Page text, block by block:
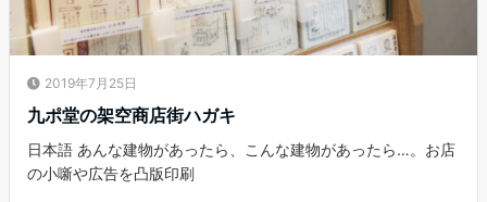
2019年7月25日
九ポ堂の架空商店街ハガキ
日本語 あんな建物があったら、こんな建物があったら…。お店
の小噺や広告を凸版印刷